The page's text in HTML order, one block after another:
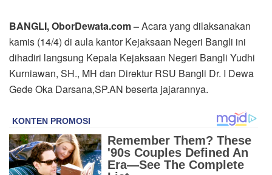
BANGLI, OborDewata.com –Acara yang dilaksanakan
kamis (14/4) di aula kantor Kejaksaan Negeri Bangli ini
dihadiri langsung Kepala Kejaksaan Negeri Bangli Yudhi
Kurniawan, SH., MH dan Direktur RSU Bangli Dr. I Dewa
Gede Oka Darsana,SP.AN beserta jajarannya.